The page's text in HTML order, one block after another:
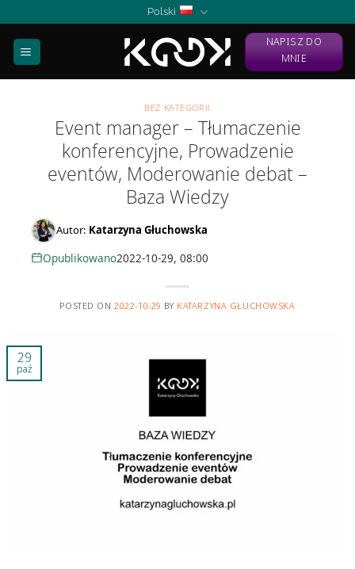
content
Polski
NAPISZ DO
MNIE
BEZ KATEGORII
Event manager – Tłumaczenie
konferencyjne, Prowadzenie
eventów, Moderowanie debat –
Baza Wiedzy
Autor: Katarzyna Głuchowska
Opublikowano2022-10-29, 08:00
POSTED ON2022-10-29 BY KATARZYNA GŁUCHOWSKA
29
paź